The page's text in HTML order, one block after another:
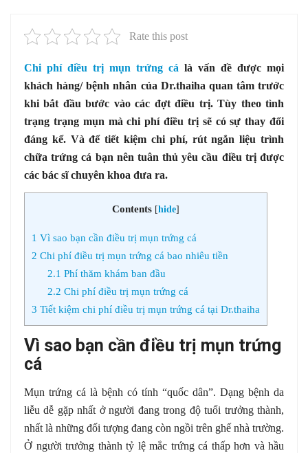
Rate this post
Chi phí điều trị mụn trứng cá là vấn đề được mọi
khách hàng/ bệnh nhân của Dr.thaiha quan tâm trước
khi bắt đầu bước vào các đợt điều trị. Tùy theo tình
trạng trạng mụn mà chi phí điều trị sẽ có sự thay đổi
đáng kể. Và để tiết kiệm chi phí, rút ngắn liệu trình
chữa trứng cá bạn nên tuân thủ yêu cầu điều trị được
các bác sĩ chuyên khoa đưa ra.
Contents [hide]
1 Vì sao bạn cần điều trị mụn trứng cá
2 Chi phí điều trị mụn trứng cá bao nhiêu tiền
2.1 Phí thăm khám ban đầu
2.2 Chi phí điều trị mụn trứng cá
3 Tiết kiệm chi phí điều trị mụn trứng cá tại Dr.thaiha
Vì sao bạn cần điều trị mụn trứng
cá
Mụn trứng cá là bệnh có tính “quốc dân”. Dạng bệnh da
liễu dễ gặp nhất ở người đang trong độ tuổi trưởng thành,
nhất là những đối tượng đang còn ngồi trên ghế nhà trường.
Ở người trưởng thành tỷ lệ mắc trứng cá thấp hơn và hầu